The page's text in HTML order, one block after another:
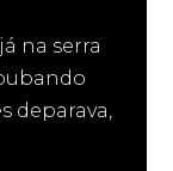
na serra
deparava,